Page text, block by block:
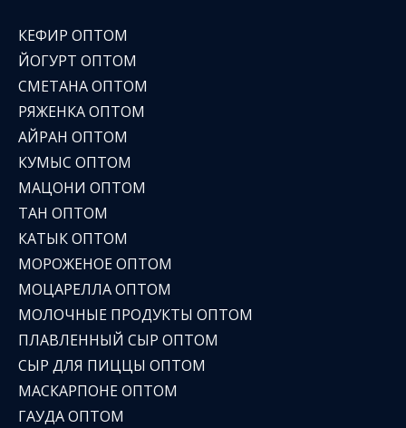
КЕФИР ОПТОМ
ЙОГУРТ ОПТОМ
СМЕТАНА ОПТОМ
РЯЖЕНКА ОПТОМ
АЙРАН ОПТОМ
КУМЫС ОПТОМ
МАЦОНИ ОПТОМ
ТАН ОПТОМ
КАТЫК ОПТОМ
МОРОЖЕНОЕ ОПТОМ
МОЦАРЕЛЛА ОПТОМ
МОЛОЧНЫЕ ПРОДУКТЫ ОПТОМ
ПЛАВЛЕННЫЙ СЫР ОПТОМ
СЫР ДЛЯ ПИЦЦЫ ОПТОМ
МАСКАРПОНЕ ОПТОМ
ГАУДА ОПТОМ